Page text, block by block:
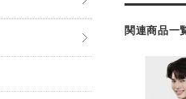
関連商品一